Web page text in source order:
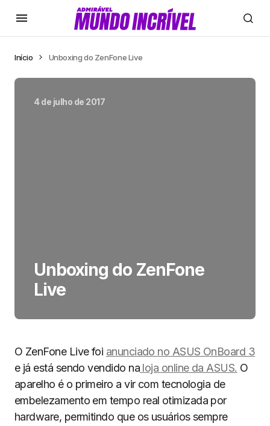
Início Unboxing do ZenFone Live
4 de julho de 2017
Unboxing do ZenFone
Live
O ZenFone Live foi anunciado no ASUS OnBoard 3
e já está sendo vendido naloja online da ASUS. O
aparelho é o primeiro a vir com tecnologia de
embelezamento em tempo real otimizada por
hardware, permitindo que os usuários sempre